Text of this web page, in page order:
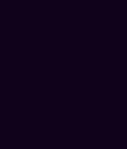
Pourquoi ne puis-je
Je m’étais déjà
À quoi sert «